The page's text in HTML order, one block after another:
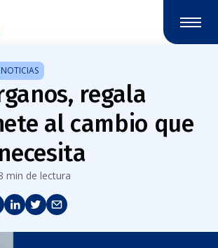
NOTICIAS
regala
al cambio que
min de lectura